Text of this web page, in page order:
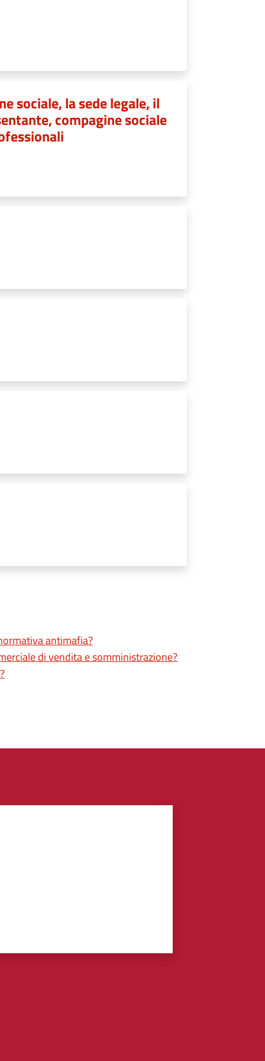
sociale, la sede legale, il
compagine sociale
antimafia?
di vendita e somministrazione?